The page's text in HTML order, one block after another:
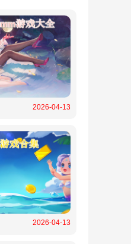
2026-04-13
2026-04-13